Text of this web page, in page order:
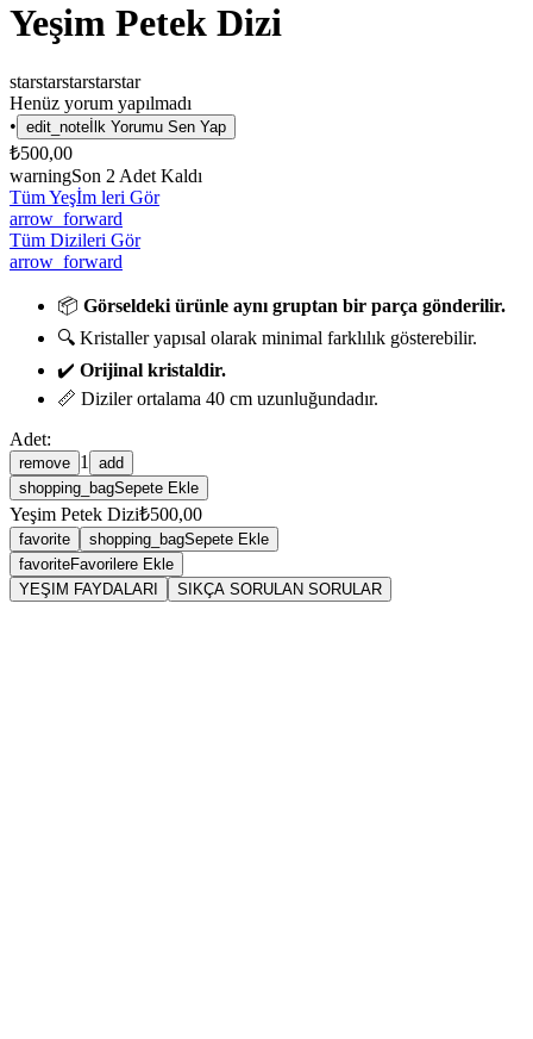
Yeşim Petek Dizi
starstarstarstarstar
Henüz yorum yapılmadı
• edit_note İlk Yorumu Sen Yap
₺500,00
warningSon 2 Adet Kaldı
Tüm Yeşİm leri Gör
arrow_forward
Tüm Dizileri Gör
arrow_forward
📦 Görseldeki ürünle aynı gruptan bir parça gönderilir.
🔍 Kristaller yapısal olarak minimal farklılık gösterebilir.
✔️ Orijinal kristaldir.
📏 Diziler ortalama 40 cm uzunluğundadır.
Adet:
remove 1
add
shopping_bagSepete Ekle
Yeşim Petek Dizi₺500,00
favorite shopping_bagSepete Ekle
favoriteFavorilere Ekle
YEŞIM FAYDALARI
SIKÇA SORULAN SORULAR